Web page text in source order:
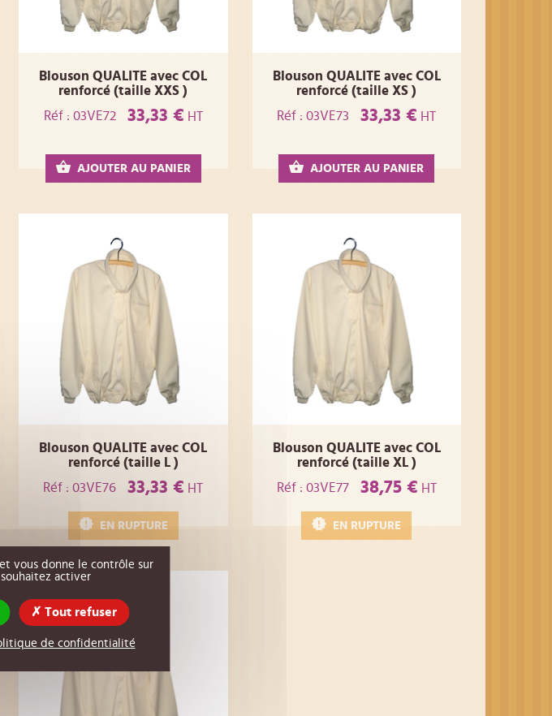
Blouson QUALITE avec COL
renforcé (taille XXS )
Réf : 03VE72
33,33 € HT
AJOUTER AU PANIER
Blouson QUALITE avec COL
renforcé (taille XS )
Réf : 03VE73
33,33 € HT
AJOUTER AU PANIER
Blouson QUALITE avec COL
renforcé (taille L )
Réf : 03VE76
33,33 € HT
EN RUPTURE
Blouson QUALITE avec COL
renforcé (taille XL )
Réf : 03VE77
38,75 € HT
EN RUPTURE
vous donne le contrôle sur
activer
Tout refuser
de confidentialité